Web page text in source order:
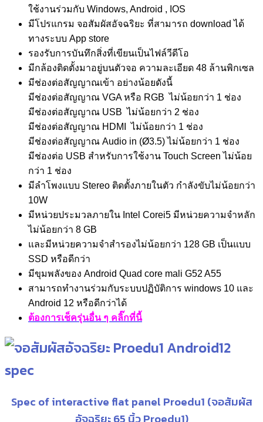
ใช้งานร่วมกับ Windows, Android , IOS
มีโปรแกรม จอสัมผัสอัจฉริยะ ที่สามารถ download ได้
ทางระบบ App store
รองรับการบันทึกสิ่งที่เขียนเป็นไฟล์วีดีโอ
มีกล้องติดตั้งมาอยู่บนตัวจอ ความละเอียด 48 ล้านพิกเซล
มีช่องต่อสัญญาณเข้า อย่างน้อยดังนี้
มีช่องต่อสัญญาณ VGA หรือ RGB ไม่น้อยกว่า 1 ช่อง
มีช่องต่อสัญญาณ USB ไม่น้อยกว่า 2 ช่อง
มีช่องต่อสัญญาณ HDMI ไม่น้อยกว่า 1 ช่อง
มีช่องต่อสัญญาณ Audio in (Ø3.5) ไม่น้อยกว่า 1 ช่อง
มีช่องต่อ USB สำหรับการใช้งาน Touch Screen ไม่น้อย
กว่า 1 ช่อง
มีลำโพงแบบ Stereo ติดตั้งภายในตัว กำลังขับไม่น้อยกว่า
10W
มีหน่วยประมวลภายใน Intel Corei5 มีหน่วยความจำหลัก
ไม่น้อยกว่า 8 GB
และมีหน่วยความจำสำรองไม่น้อยกว่า 128 GB เป็นแบบ
SSD หรือดีกว่า
มีขุมพลังของ Android Quad core mali G52 A55
สามารถทำงานร่วมกับระบบปฏิบัติการ windows 10 และ
Android 12 หรือดีกว่าได้
ต้องการเช็ครุ่นอื่น ๆ คลิ๊กที่นี้
Spec of interactive flat panel Proedu1 (จอสัมผัส
อัจฉริยะ 65 นิ้ว Proedu1)